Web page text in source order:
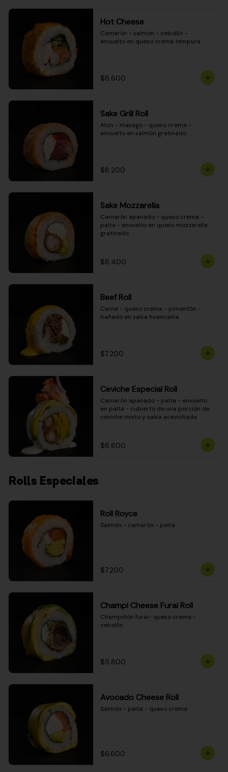
Hot Cheese
Camarón - salmón - cebollín -
envuelto en queso crema tempura
$8.600
Sake Grill Roll
Atún - masago - queso crema -
envuelto en salmón gratinado
$8.200
Sake Mozzarella
Camarón apanado - queso crema -
palta - envuelto en queso mozzarella
gratinado
$8.400
Beef Roll
Carne - queso crema - pimentón -
bañado en salsa huancaína
$7.200
Ceviche Especial Roll
Camarón apanado - palta - envuelto
en palta - cubierto de una porción de
ceviche mixto y salsa acevichada
$8.600
Rolls Especiales
Roll Royce
Salmón - camarón - palta
$7.200
Champi Cheese Furai Roll
Champiñón furai- queso crema -
cebollín
$5.800
Avocado Cheese Roll
Salmón - palta - queso crema
$6.600